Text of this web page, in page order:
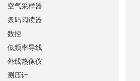
空气采样器
条码阅读器
数控
低频率导线
外线热像仪
测压计